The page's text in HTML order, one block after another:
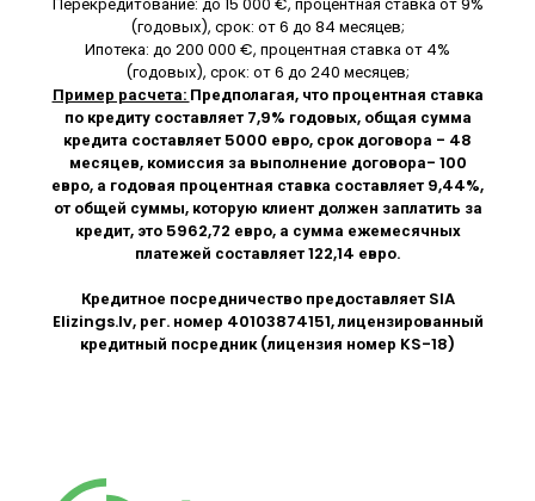
(годовых), срок: от 6 до 84 месяцев;
Ипотека: до 200 000 €, процентная ставка от 4%
(годовых), срок: от 6 до 240 месяцев;
Пример расчета: Предполагая, что процентная ставка
по кредиту составляет 7,9% годовых, общая сумма
кредита составляет 5000 евро, срок договора - 48
месяцев, комиссия за выполнение договора- 100
евро, а годовая процентная ставка составляет 9,44%,
от общей суммы, которую клиент должен заплатить за
кредит, это 5962,72 евро, а сумма ежемесячных
платежей составляет 122,14 евро.
Кредитное посредничество предоставляет SIA
Elizings.lv, рег. номер 40103874151, лицензированный
кредитный посредник (лицензия номер KS-18)